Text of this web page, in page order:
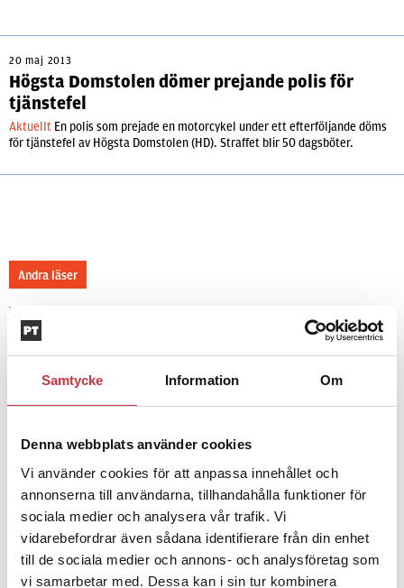
Samtycke Information Om
Denna webbplats använder cookies
Vi använder cookies för att anpassa innehållet och
annonserna till användarna, tillhandahålla funktioner för
sociala medier och analysera vår trafik. Vi
vidarebefordrar även sådana identifierare från din enhet
till de sociala medier och annons- och analysföretag som
vi samarbetar med. Dessa kan i sin tur kombinera
20 maj 2013
Högsta Domstolen dömer prejande polis för
tjänstefel
Aktuellt En polis som prejade en motorcykel under ett efterföljande döms
för tjänstefel av Högsta Domstolen (HD). Straffet blir 50 dagsböter.
Andra läser
Klart: Ingångslönen höjs med 2 300
Insändare:Miljoner i sjön –
polisaspiranter underkänns på
godtyckliga grunder
Jens Mårtensson:Snart 20 år i tjänst